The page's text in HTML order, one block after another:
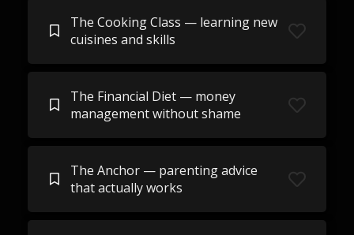
The Cooking Class — learning new
cuisines and skills
The Financial Diet — money
management without shame
The Anchor — parenting advice
that actually works